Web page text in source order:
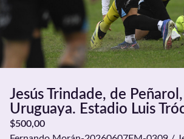
Jesús Trindade, de
Uruguaya. Estadio Luis
$500,00